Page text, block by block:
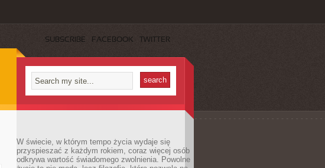
SUBSCRIBE FACEBOOK TWITTER
W świecie, w którym tempo życia wydaje się
przyspieszać z każdym rokiem, coraz więcej osób
odkrywa wartość świadomego zwolnienia. Powolne